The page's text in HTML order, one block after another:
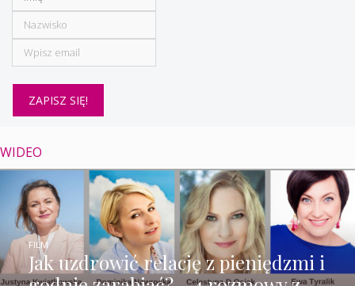
WIDEO
Jak uzdrowić relację z pieniędzmi i
FILM